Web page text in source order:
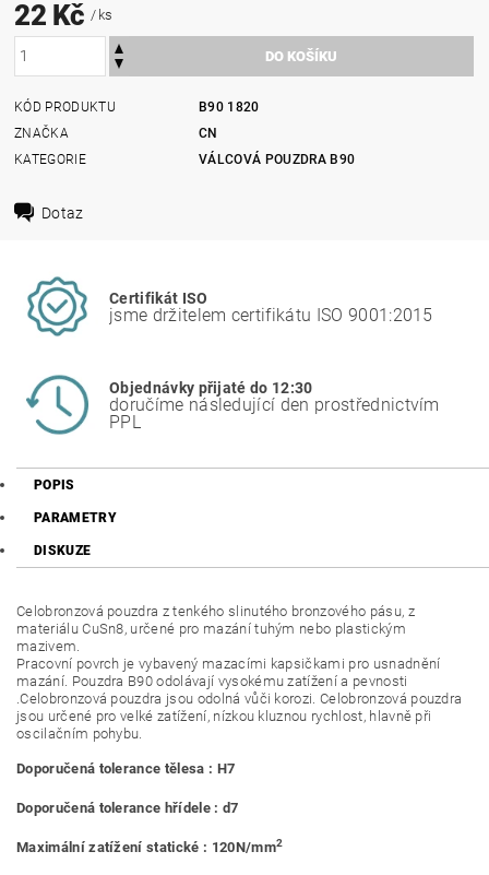
22 Kč/ ks
KÓD PRODUKTU
B90 1820
ZNAČKA
CN
KATEGORIE
VÁLCOVÁ POUZDRA B90
Dotaz
Certifikát ISO
jsme držitelem certifikátu ISO 9001:2015
Objednávky přijaté do 12:30
doručíme následující den prostřednictvím
PPL
POPIS
PARAMETRY
DISKUZE
Celobronzová pouzdra z tenkého slinutého bronzového pásu, z
materiálu CuSn8, určené pro mazání tuhým nebo plastickým
mazivem.
Pracovní povrch je vybavený mazacími kapsičkami pro usnadnění
mazání. Pouzdra B90 odolávají vysokému zatížení a pevnosti
.Celobronzová pouzdra jsou odolná vůči korozi. Celobronzová pouzdra
jsou určené pro velké zatížení, nízkou kluznou rychlost, hlavně při
oscilačním pohybu.
Doporučená tolerance tělesa : H7
Doporučená tolerance hřídele : d7
Maximální zatížení statické : 120N/mm2